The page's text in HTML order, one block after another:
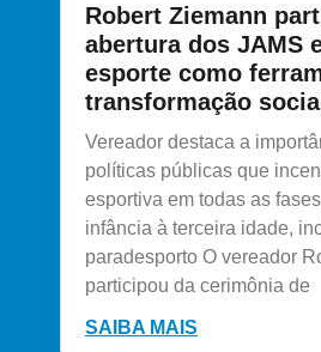
Robert Ziemann
abertura dos JAMS
esporte como
transformação social
Vereador destaca a
políticas públicas que
esportiva em todas as
infância à terceira idade,
paradesporto O vereador
participou da cerimônia de
SAIBA MAIS